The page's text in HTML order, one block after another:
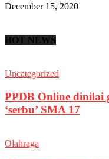
December 15, 2020
HOT NEWS
Uncategorized
PPDB Online dinilai
‘serbu’ SMA 17
Olahraga